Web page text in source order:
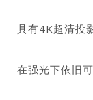
具有4K超清投
在强光下依旧